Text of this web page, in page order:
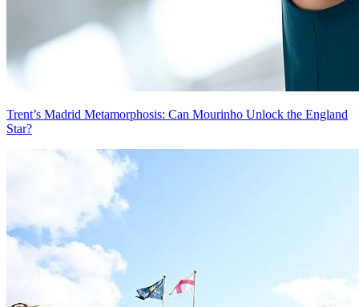
Trent’s Madrid Metamorphosis: Can Mourinho Unlock the England
Star?